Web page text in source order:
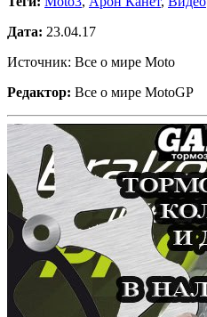
Дата: 23.04.17
Источник: Все о мире Moto
Редактор: Все о мире MotoGP